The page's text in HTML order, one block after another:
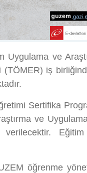
Uygulama ve
iş
Sertifika
ve
öğrenme